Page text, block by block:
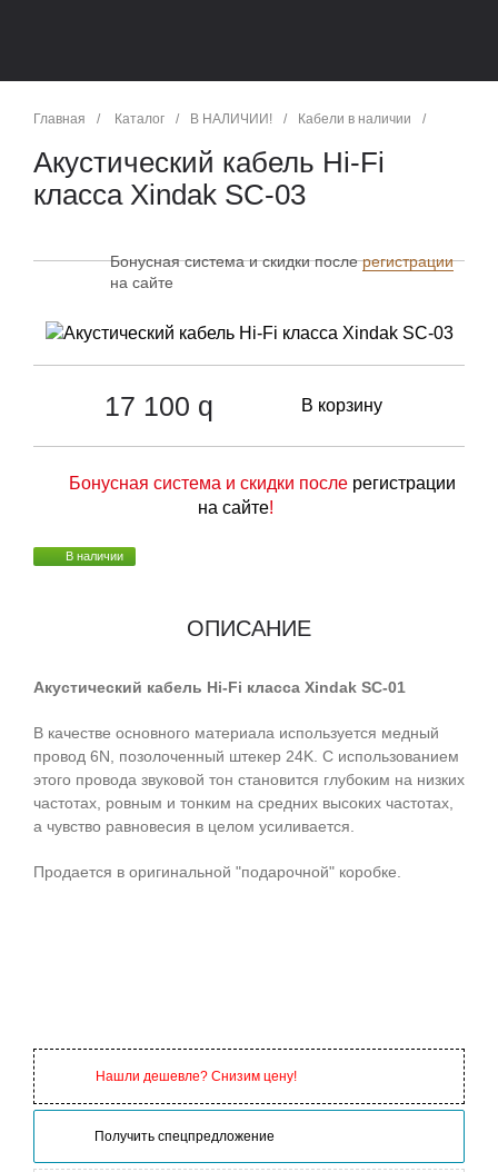
Главная / Каталог / В НАЛИЧИИ! / Кабели в наличии /
Акустический кабель Hi-Fi
класса Xindak SC-03
Бонусная система и скидки послерегистрации
на сайте
17 100 q В корзину
Бонусная система и скидки после регистрации
на сайте!
В наличии
ОПИСАНИЕ
Акустический кабель Hi-Fi класса Xindak SC-01
В качестве основного материала используется медный
провод 6N, позолоченный штекер 24K. С использованием
этого провода звуковой тон становится глубоким на низких
частотах, ровным и тонким на средних высоких частотах,
а чувство равновесия в целом усиливается.
Продается в оригинальной "подарочной" коробке.
Нашли дешевле? Снизим цену!
Получить спецпредложение